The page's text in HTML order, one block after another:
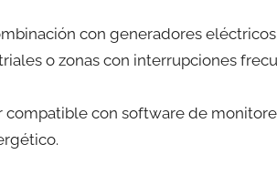
con generadores
o zonas con interrupciones
compatible con software de